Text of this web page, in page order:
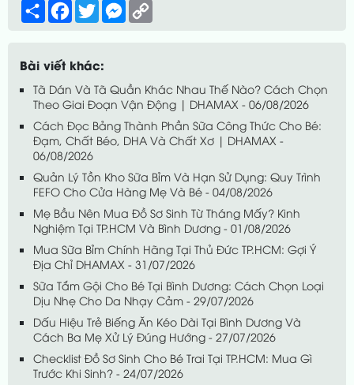
ShareFacebook
TwitterMessenger
Bài viết khác:
Tã Dán Và Tã Quần Khác Nhau Thế Nào? Cách Chọn
Theo Giai Đoạn Vận Động | DHAMAX - 06/08/2026
Cách Đọc Bảng Thành Phần Sữa Công Thức Cho Bé:
Đạm, Chất Béo, DHA Và Chất Xơ | DHAMAX -
06/08/2026
Quản Lý Tồn Kho Sữa Bỉm Và Hạn Sử Dụng: Quy Trình
FEFO Cho Cửa Hàng Mẹ Và Bé - 04/08/2026
Mẹ Bầu Nên Mua Đồ Sơ Sinh Từ Tháng Mấy? Kinh
Nghiệm Tại TP.HCM Và Bình Dương - 01/08/2026
Mua Sữa Bỉm Chính Hãng Tại Thủ Đức TP.HCM: Gợi Ý
Địa Chỉ DHAMAX - 31/07/2026
Sữa Tắm Gội Cho Bé Tại Bình Dương: Cách Chọn Loại
Dịu Nhẹ Cho Da Nhạy Cảm - 29/07/2026
Dấu Hiệu Trẻ Biếng Ăn Kéo Dài Tại Bình Dương Và
Cách Ba Mẹ Xử Lý Đúng Hướng - 27/07/2026
Checklist Đồ Sơ Sinh Cho Bé Trai Tại TP.HCM: Mua Gì
Trước Khi Sinh? - 24/07/2026